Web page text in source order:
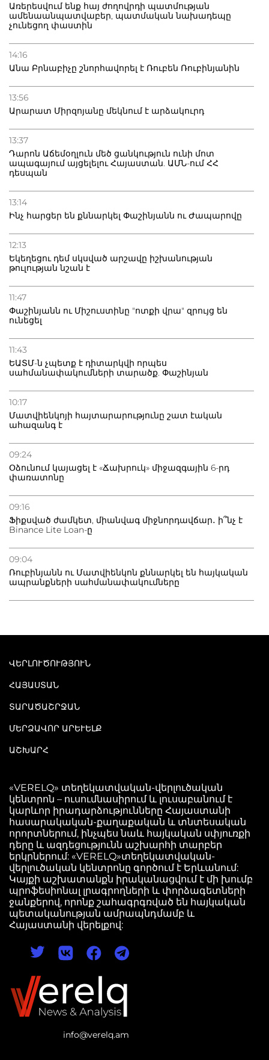
Առերեսվում ենք հայ ժողովրդի պատմության
ամենաանպատվաբեր, պատմական նախադեպը
չունեցող փաստին
14:16
Անա Բրնաբիչը շնորհավորել է Ռուբեն Ռուբինյանին
13:56
Արարատ Միրզոյանը մեկնում է արձակուրդ
13:37
Դարոն Աճեմօղլուն մեծ ցանկություն ունի մոտ
ապագայում այցելելու Հայաստան. ԱՄՆ-ում ՀՀ
դեսպան
13:14
Ինչ հարցեր են քննարկել Փաշինյանն ու Ժապարովը
12:13
Եկեղեցու դեմ սկսված արշավը իշխանության
թուլության նշան է
11:47
Փաշինյանն ու Միշուստինը "ոտքի վրա" զրույց են
ունեցել
11:43
ԵԱՏՄ-ն չպետք է դիտարկվի որպես
սահմանափակումների տարածք. Փաշինյան
10:17
Մատվիենկոյի հայտարարությունը շատ էական
ահազանգ է
09:24
Օձունում կայացել է «Ճախրուկ» միջազգային 6-րդ
փառատոնը
09:16
Ֆիքսված ժամկետ, միանվագ միջնորդավճար․ ի՞նչ է
Binance Lite Loan-ը
09:04
Ռուբինյանն ու Մատվիենկոն քննարկել են հայկական
ապրանքների սահմանափակումները
info@verelq.am
ՎԵՐԼՈՒԾՈՒԹՅՈՒՆ
ՀԱՅԱՍՏԱՆ
ՏԱՐԱԾԱՇՐՋԱՆ
ՄԵՐՁԱՎՈՐ ԱՐԵՒԵԼՔ
ԱՇԽԱՐՀ
«VERELQ» տեղեկատվական-վերլուծական
կենտրոն – ուսումնասիրում և լուսաբանում է
կարևոր իրադարձությունները Հայաստանի
հասարակական-քաղաքական և տնտեսական
որորտներում, ինչպես նաև հայկական սփյուռքի
դերը և ազդեցությունն աշխարհի տարբեր
երկրներում: «VERELQ»տեղեկատվական-
վերլուծական կենտրոնը գործում է Երևանում:
Կայքի աշխատանքն իրականացվում է մի խումբ
պրոֆեսիոնալ լրագրողների և փորձագետների
ջանքերով, որոնք շահագրգռված են հայկական
պետականության ամրապնդմամբ և
Հայաստանի վերելքով: